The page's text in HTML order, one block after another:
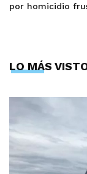
por homicidio
LO MÁS